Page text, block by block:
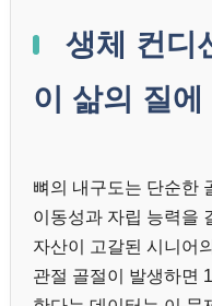
생체 컨디
이 삶의 질
뼈의 내구도는 단순한
이동성과 자립 능력을
자산이 고갈된 시니어
관절 골절이 발생하면